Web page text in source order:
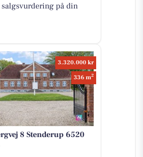
salgsvurdering på din
3.320.000 kr
336 m2
8 Stenderup 6520